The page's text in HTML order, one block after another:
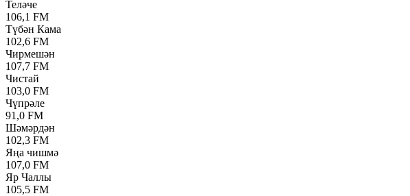
Теләче
106,1 FM
Түбән Кама
102,6 FM
Чирмешән
107,7 FM
Чистай
103,0 FM
Чүпрәле
91,0 FM
Шәмәрдән
102,3 FM
Яңа чишмә
107,0 FM
Яр Чаллы
105,5 FM